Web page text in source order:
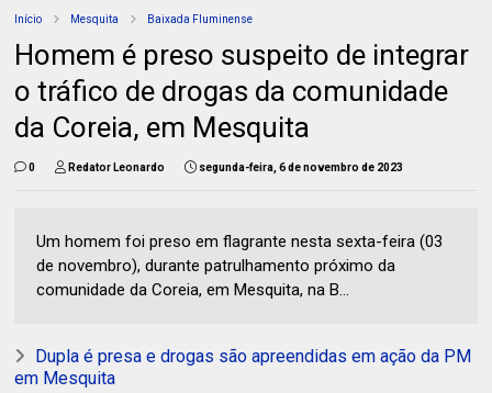
Início Mesquita Baixada Fluminense
Homem é preso suspeito de integrar
o tráfico de drogas da comunidade
da Coreia, em Mesquita
0 Redator Leonardo segunda-feira, 6 de novembro de 2023
Um homem foi preso em flagrante nesta sexta-feira (03
de novembro), durante patrulhamento próximo da
comunidade da Coreia, em Mesquita, na B...
Dupla é presa e drogas são apreendidas em ação da PM
em Mesquita